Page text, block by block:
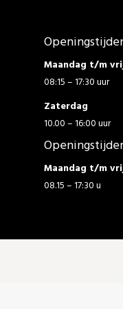
Maandag t/m
08:15 – 17:30 uur
Zaterdag
10.00 – 16:00 uur
Maandag t/m
08.15 – 17:30 u